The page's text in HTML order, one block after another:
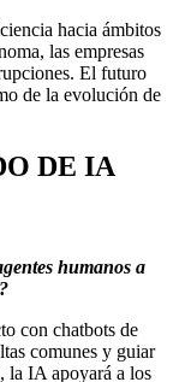
hacia ámbitos
las empresas
El futuro
de la evolución de
DE IA
humanos a
con chatbots de
comunes y guiar
la IA apoyará a los